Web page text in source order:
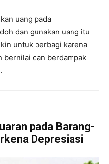
uang pada
dan gunakan uang itu
untuk berbagi karena
bernilai dan berdampak
pada Barang-
Depresiasi